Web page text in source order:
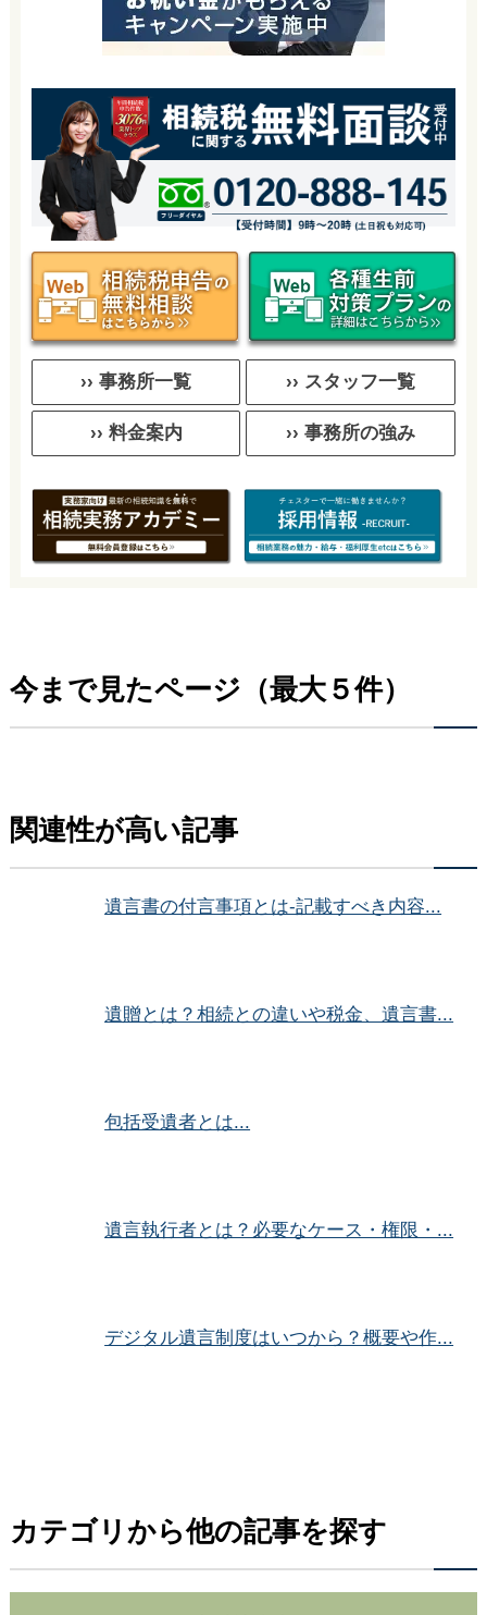
›› 事務所一覧 ›› スタッフ一覧
›› 料金案内 ›› 事務所の強み
今まで見たページ（最大５件）
関連性が高い記事
遺言書の付言事項とは-記載すべき内容...
遺贈とは？相続との違いや税金、遺言書...
包括受遺者とは...
遺言執行者とは？必要なケース・権限・...
デジタル遺言制度はいつから？概要や作...
カテゴリから他の記事を探す